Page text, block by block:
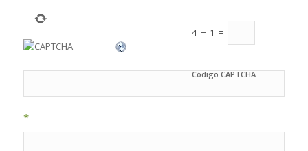
4 − 1 =
Código CAPTCHA
*